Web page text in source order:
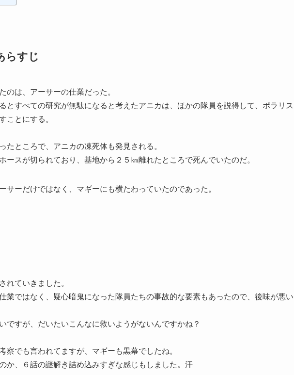
らすじ
のは、アーサーの仕業だった。
とすべての研究が無駄になると考えたアニカは、ほかの隊員を説得して、ポラリス
ことにする。
たところで、アニカの凍死体も発見される。
ースが切られており、基地から２５㎞離れたところで死んでいたのだ。
サーだけではなく、マギーにも横たわっていたのであった。
れていきました。
業ではなく、疑心暗鬼になった隊員たちの事故的な要素もあったので、後味が悪い
ですが、だいたいこんなに救いようがないんですかね？
察でも言われてますが、マギーも黒幕でしたね。
か、６話の謎解き詰め込みすぎな感じもしました。汗